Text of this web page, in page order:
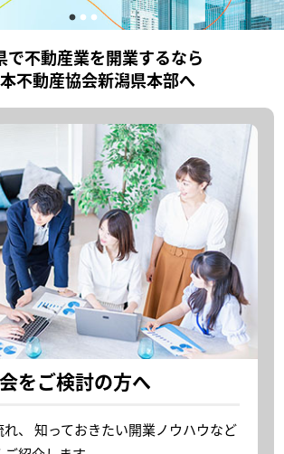
で不動産業を開業するなら
不動産協会新潟県本部へ
をご検討の方へ
、
知っておきたい開業ノウハウなど